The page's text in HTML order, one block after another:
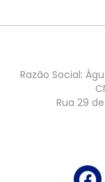
Razão Social:
Rua 29